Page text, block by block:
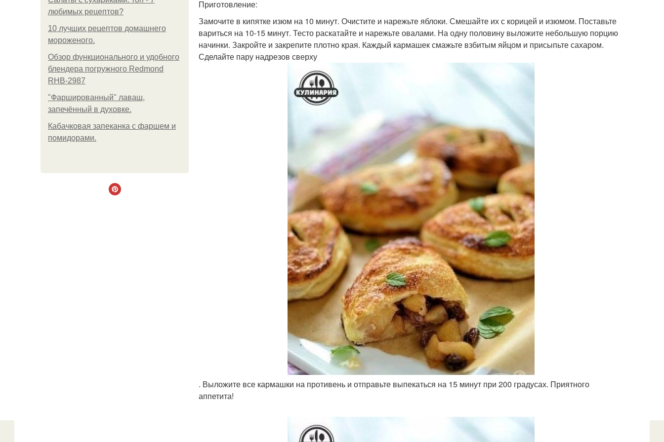
любимых рецептов?
10 лучших рецептов домашнего
мороженого.
Обзор функционального и удобного
блендера погружного Redmond
RHB-2987
"Фаршированный" лаваш,
запечённый в духовке.
Кабачковая запеканка с фаршем и
помидорами.
Приготовление:
Замочите в кипятке изюм на 10 минут. Очистите и нарежьте яблоки. Смешайте их с корицей и изюмом. Поставьте
вариться на 10-15 минут. Тесто раскатайте и нарежьте овалами. На одну половину выложите небольшую порцию
начинки. Закройте и закрепите плотно края. Каждый кармашек смажьте взбитым яйцом и присыпьте сахаром.
Сделайте пару надрезов сверху
. Выложите все кармашки на противень и отправьте выпекаться на 15 минут при 200 градусах. Приятного
аппетита!